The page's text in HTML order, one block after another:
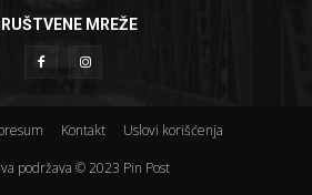
MREŽE
Kontakt
Uslovi korišćenja
podržava © 2023 Pin Post